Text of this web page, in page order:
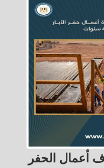
أعمال الحفر